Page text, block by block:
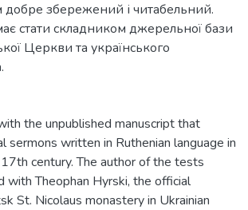
добре збережений і читабельний.
стати складником джерельної бази
Церкви та українського
the unpublished manuscript that
sermons written in Ruthenian language in
century. The author of the tests
with Theophan Hyrski, the official
St. Nicolaus monastery in Ukrainian